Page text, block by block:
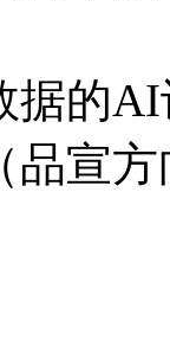
据的
品宣